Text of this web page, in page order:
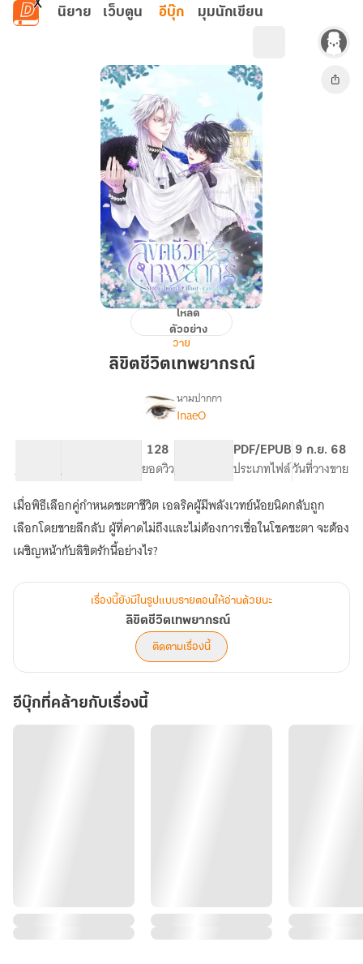
ข้ามไปยังเนื้อหาหลัก
นิยาย เว็บตูน อีบุ๊ก มุมนักเขียน
เทพ
โหลด
ตัวอย่าง
วาย
ลิขิตชีวิตเทพยากรณ์
เรื่อง
กรณ์
นามปากกา
InaeO
จำนวนคำ จำนวนหน้า (A5)
128
ยอดวิวระดับเนื้อหา
PDF/EPUB
ประเภทไฟล์
9 ก.ย. 68
วันที่วางขาย
เมื่อพิธีเลือกคู่กำหนดชะตาชีวิต เอลริคผู้มีพลังเวทย์น้อยนิดกลับถูก
เลือกโดยชายลึกลับ ผู้ที่คาดไม่ถึงและไม่ต้องการเชื่อในโชคชะตา จะต้อง
เผชิญหน้ากับลิขิตรักนี้อย่างไร?
เรื่องนี้ยังมีในรูปแบบรายตอนให้อ่านด้วยนะ
ลิขิตชีวิตเทพยากรณ์
ติดตามเรื่องนี้
อีบุ๊กที่คล้ายกับเรื่องนี้